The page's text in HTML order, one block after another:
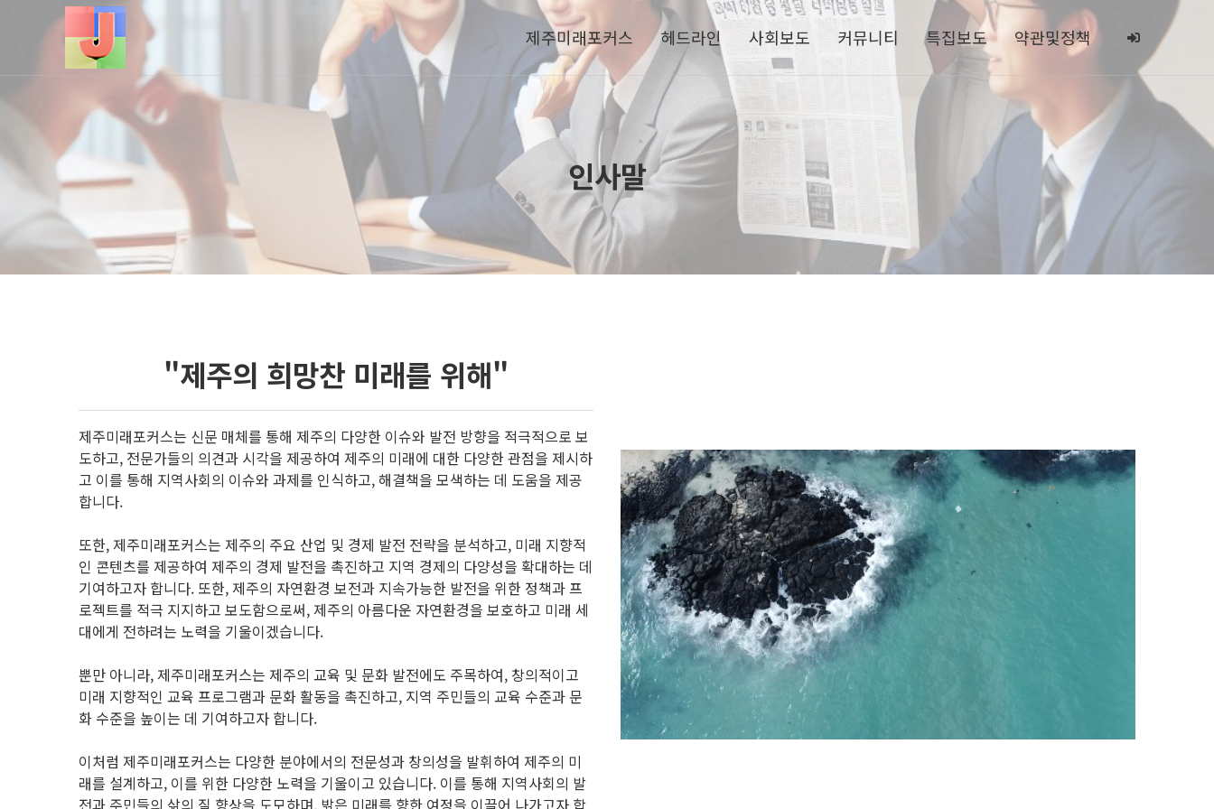
제주미래포커스 헤드라인 사회보도 커뮤니티 특집보도 약관및정책
인사말
"제주의 희망찬 미래를 위해"
제주미래포커스는 신문 매체를 통해 제주의 다양한 이슈와 발전 방향을 적극적으로 보
도하고, 전문가들의 의견과 시각을 제공하여 제주의 미래에 대한 다양한 관점을 제시하
고 이를 통해 지역사회의 이슈와 과제를 인식하고, 해결책을 모색하는 데 도움을 제공
합니다.
또한, 제주미래포커스는 제주의 주요 산업 및 경제 발전 전략을 분석하고, 미래 지향적
인 콘텐츠를 제공하여 제주의 경제 발전을 촉진하고 지역 경제의 다양성을 확대하는 데
기여하고자 합니다. 또한, 제주의 자연환경 보전과 지속가능한 발전을 위한 정책과 프
로젝트를 적극 지지하고 보도함으로써, 제주의 아름다운 자연환경을 보호하고 미래 세
대에게 전하려는 노력을 기울이겠습니다.
뿐만 아니라, 제주미래포커스는 제주의 교육 및 문화 발전에도 주목하여, 창의적이고
미래 지향적인 교육 프로그램과 문화 활동을 촉진하고, 지역 주민들의 교육 수준과 문
화 수준을 높이는 데 기여하고자 합니다.
이처럼 제주미래포커스는 다양한 분야에서의 전문성과 창의성을 발휘하여 제주의 미
래를 설계하고, 이를 위한 다양한 노력을 기울이고 있습니다. 이를 통해 지역사회의 발
전과 주민들의 삶의 질 향상을 도모하며, 밝은 미래를 향한 여정을 이끌어 나가고자 합